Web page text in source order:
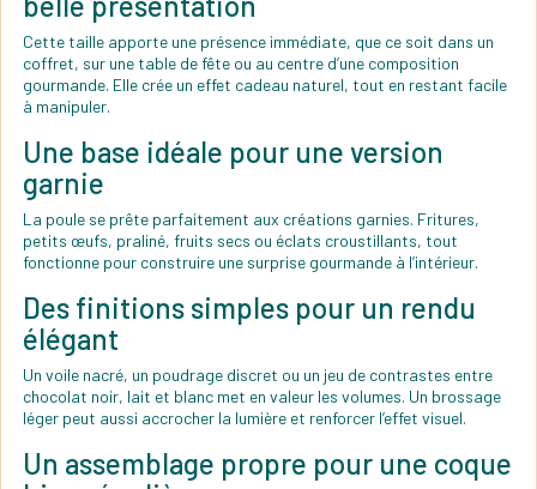
Cette taille apporte une présence immédiate, que ce soit dans un
coffret, sur une table de fête ou au centre d’une composition
gourmande. Elle crée un effet cadeau naturel, tout en restant facile
à manipuler.
Une base idéale pour une version
garnie
La poule se prête parfaitement aux créations garnies. Fritures,
petits œufs, praliné, fruits secs ou éclats croustillants, tout
fonctionne pour construire une surprise gourmande à l’intérieur.
Des finitions simples pour un rendu
élégant
Un voile nacré, un poudrage discret ou un jeu de contrastes entre
chocolat noir, lait et blanc met en valeur les volumes. Un brossage
léger peut aussi accrocher la lumière et renforcer l’effet visuel.
Un assemblage propre pour une coque